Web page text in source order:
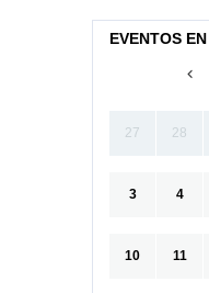
EVENTOS
27 28
3 4
10 11